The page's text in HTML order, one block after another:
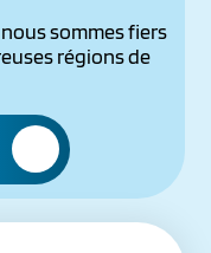
sommes fiers
régions de